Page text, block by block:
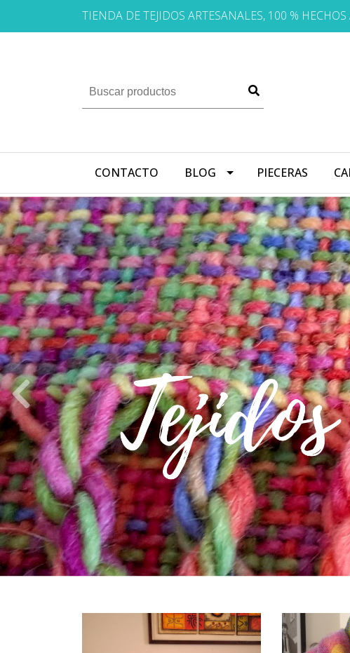
TIENDA DE TEJIDOS ARTESANALES, 100 %
CONTACTO BLOG PIECERAS